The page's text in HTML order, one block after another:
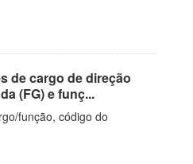
de cargo de direção
(FG) e funç...
função, código do